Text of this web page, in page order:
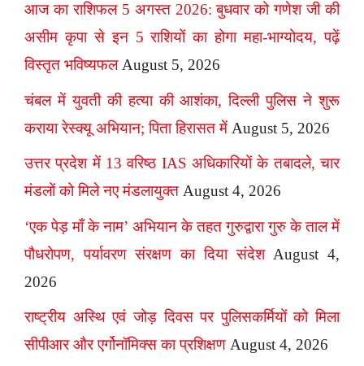
आज का राशिफल 5 अगस्त 2026: बुधवार को गणेश जी की
असीम कृपा से इन 5 राशियों का होगा महा-भाग्योदय, पढ़ें
विस्तृत भविष्यफल August 5, 2026
चंबल में युवती की हत्या की आशंका, दिल्ली पुलिस ने शुरू
कराया रेस्क्यू अभियान; पिता हिरासत में August 5, 2026
उत्तर प्रदेश में 13 वरिष्ठ IAS अधिकारियों के तबादले, चार
मंडलों को मिले नए मंडलायुक्त August 4, 2026
‘एक पेड़ माँ के नाम’ अभियान के तहत गुरुद्वारा गुरु के ताल में
पौधरोपण, पर्यावरण संरक्षण का दिया संदेश August 4,
2026
राष्ट्रीय अस्थि एवं जोड़ दिवस पर पुलिसकर्मियों को मिला
सीपीआर और एर्गोनॉमिक्स का प्रशिक्षण August 4, 2026